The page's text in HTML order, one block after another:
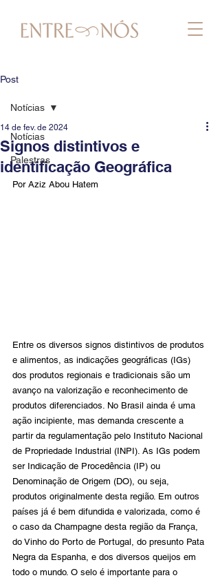
Post
Notícias
Palestras
Notícias
Signos distintivos e
identificação Geográfica
14 de fev. de 2024
Por Aziz Abou Hatem
Entre os diversos signos distintivos de produtos
e alimentos, as indicações geográficas (IGs)
dos produtos regionais e tradicionais são um
avanço na valorização e reconhecimento de
produtos diferenciados. No Brasil ainda é uma
ação incipiente, mas demanda crescente a
partir da regulamentação pelo Instituto Nacional
de Propriedade Industrial (INPI). As IGs podem
ser Indicação de Procedência (IP) ou
Denominação de Origem (DO), ou seja,
produtos originalmente desta região. Em outros
países já é bem difundida e valorizada, como é
o caso da Champagne desta região da França,
do Vinho do Porto de Portugal, do presunto Pata
Negra da Espanha, e dos diversos queijos em
todo o mundo. O selo é importante para o